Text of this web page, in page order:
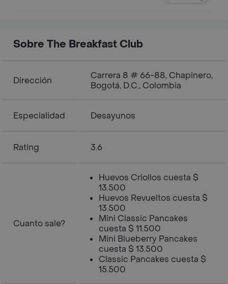
Sobre The Breakfast Club
Dirección
Carrera 8 # 66-88, Chapinero,
Bogotá, D.C., Colombia
Especialidad Desayunos
Rating 3.6
Cuanto sale?
Huevos Criollos cuesta $
13.500
Huevos Revueltos cuesta $
13.500
Mini Classic Pancakes
cuesta $ 11.500
Mini Blueberry Pancakes
cuesta $ 13.500
Classic Pancakes cuesta $
15.500